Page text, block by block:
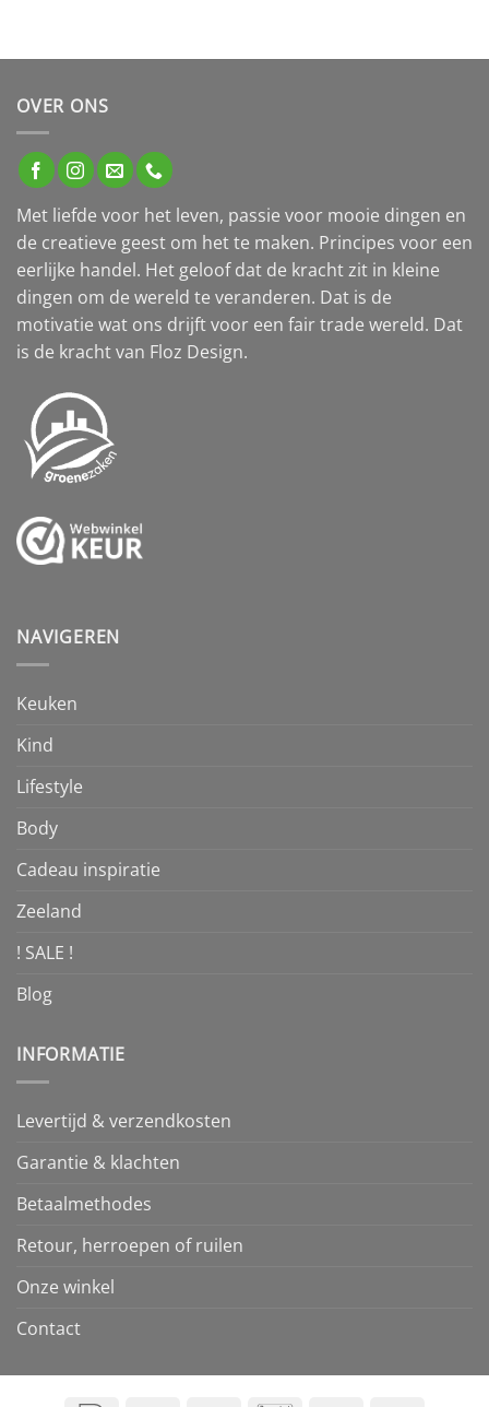
OVER ONS
Met liefde voor het leven, passie voor mooie dingen en
de creatieve geest om het te maken. Principes voor een
eerlijke handel. Het geloof dat de kracht zit in kleine
dingen om de wereld te veranderen. Dat is de
motivatie wat ons drijft voor een fair trade wereld. Dat
is de kracht van Floz Design.
NAVIGEREN
Keuken
Kind
Lifestyle
Body
Cadeau inspiratie
Zeeland
! SALE !
Blog
INFORMATIE
Levertijd & verzendkosten
Garantie & klachten
Betaalmethodes
Retour, herroepen of ruilen
Onze winkel
Contact